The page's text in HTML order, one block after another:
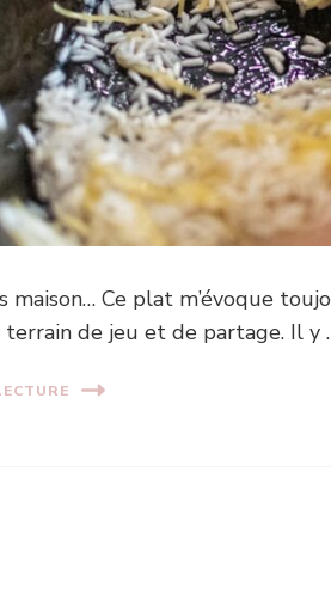
maison… Ce plat m’évoque
de jeu et de partage. Il y